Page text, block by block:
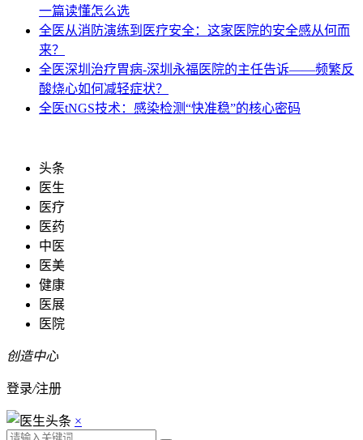
一篇读懂怎么选
全医从消防演练到医疗安全：这家医院的安全感从何而
来？
全医深圳治疗胃病-深圳永福医院的主任告诉——频繁反
酸烧心如何减轻症状？
全医tNGS技术：感染检测“快准稳”的核心密码
头条
医生
医疗
医药
中医
医美
健康
医展
医院
创造中心
登录/注册
×